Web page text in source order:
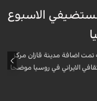
الاسبوع
تمت اضافة مدينة قازان مركز
الايراني في روسيا موضحا